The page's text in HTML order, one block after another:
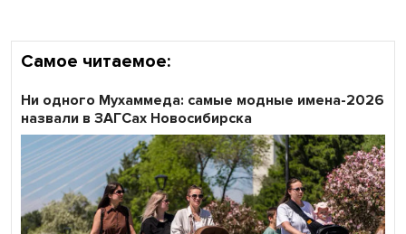
Самое читаемое:
Ни одного Мухаммеда: самые модные имена-2026
назвали в ЗАГСах Новосибирска